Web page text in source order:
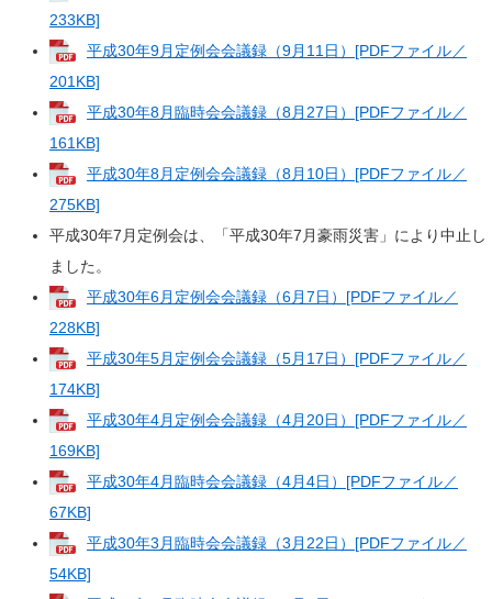
233KB]
平成30年9月定例会会議録（9月11日）[PDFファイル／
201KB]
平成30年8月臨時会会議録（8月27日）[PDFファイル／
161KB]
平成30年8月定例会会議録（8月10日）[PDFファイル／
275KB]
平成30年7月定例会は、「平成30年7月豪雨災害」により中止し
ました。
平成30年6月定例会会議録（6月7日）[PDFファイル／
228KB]
平成30年5月定例会会議録（5月17日）[PDFファイル／
174KB]
平成30年4月定例会会議録（4月20日）[PDFファイル／
169KB]
平成30年4月臨時会会議録（4月4日）[PDFファイル／
67KB]
平成30年3月臨時会会議録（3月22日）[PDFファイル／
54KB]